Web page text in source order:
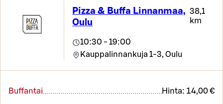
Pizza & Buffa Linnanmaa,
Oulu
38,1
km
10:30 - 19:00
Kauppalinnankuja 1-3, Oulu
Buffantai Hinta: 14,00 €